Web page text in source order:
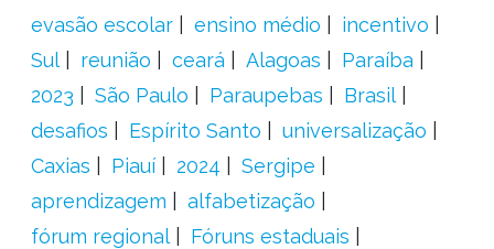
evasão escolar
ensino médio
incentivo
Sul
reunião ceará Alagoas
Paraíba
2023
São Paulo Paraupebas
Brasil
desafios
Espírito Santo
universalização
Caxias
Piauí 2024
Sergipe
aprendizagem
alfabetização
fórum regional
Fóruns estaduais